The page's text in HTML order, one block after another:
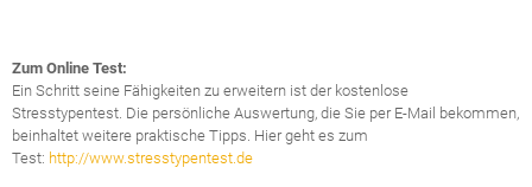
Zum Online Test:
Ein Schritt seine Fähigkeiten zu erweitern ist der kostenlose
Stresstypentest. Die persönliche Auswertung, die Sie per E-Mail bekommen,
beinhaltet weitere praktische Tipps. Hier geht es zum
Test: http://www.stresstypentest.de